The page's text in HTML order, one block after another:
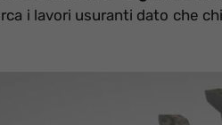
i lavori usuranti dato che